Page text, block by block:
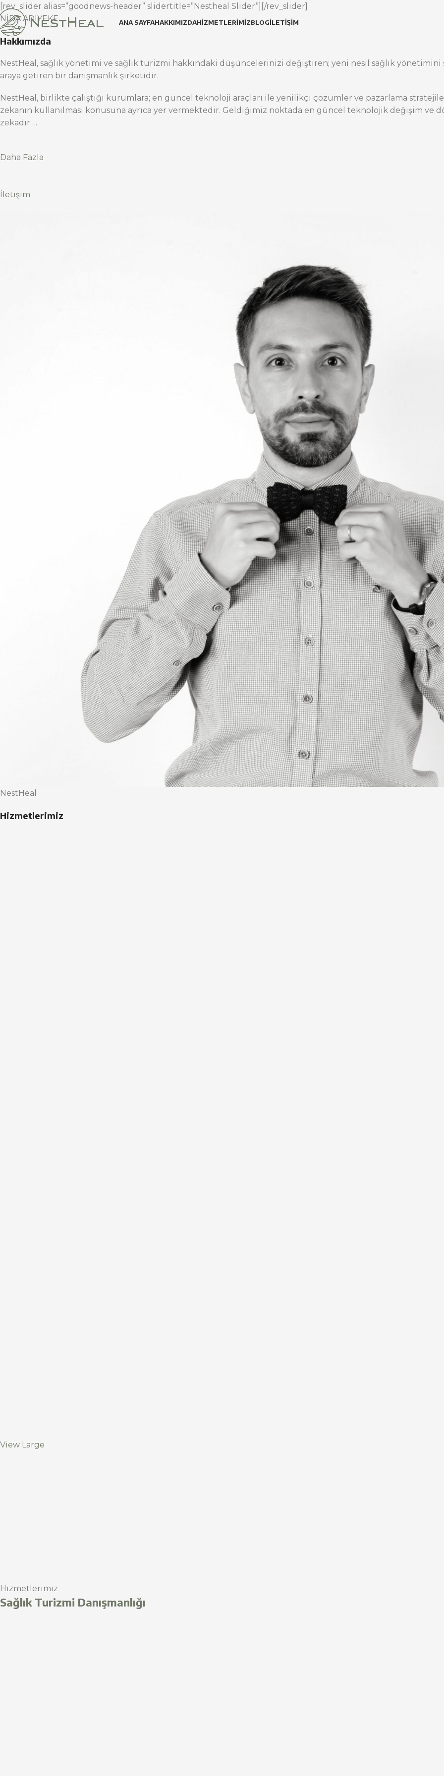
ANA SAYFAHAKKIMIZDAHIZMETLERIMIZBLOGİLETIŞIM
[rev_slider alias=”goodnews-header” slidertitle=”Nestheal Slider”][/rev_slider]
NİDA ADIYEKE
Hakkımızda
NestHeal, sağlık yönetimi ve sağlık turizmi hakkındaki düşüncelerinizi değiştiren; yeni nesil sağlık
araya getiren bir danışmanlık şirketidir.
NestHeal, birlikte çalıştığı kurumlara; en güncel teknoloji araçları ile yenilikçi çözümler ve pazarlama
zekanın kullanılması konusuna ayrıca yer vermektedir. Geldiğimiz noktada en güncel teknolojik değişim ve
zekadır….
Daha Fazla
İletişim
NestHeal
Hizmetlerimiz
View Large
Hizmetlerimiz
Sağlık Turizmi Danışmanlığı